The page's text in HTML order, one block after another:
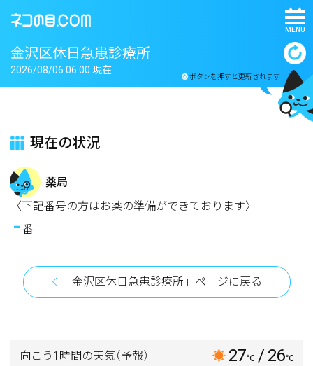
MENU
金沢区休日急患診療所
ボタンを押すと更新されます
2026/08/06 06:00 現在
現在の状況
薬局
〈下記番号の方はお薬の準備ができております〉
- 番
「金沢区休日急患診療所」ページに戻る
向こう1時間の天気（予報） 27℃ / 26℃